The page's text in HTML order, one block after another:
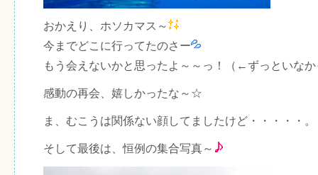
おかえり、ホソカマス～
今までどこに行ってたのさー
もう会えないかと思ったよ～～っ！（←ずっといな
感動の再会、嬉しかったな～☆
ま、むこうは関係ない顔してましたけど・・・・・
そして最後は、恒例の集合写真～